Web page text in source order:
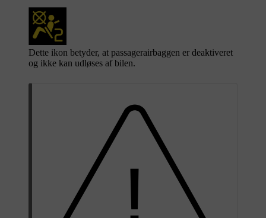
Dette ikon betyder, at passagerairbaggen er deaktiveret
og ikke kan udløses af bilen.